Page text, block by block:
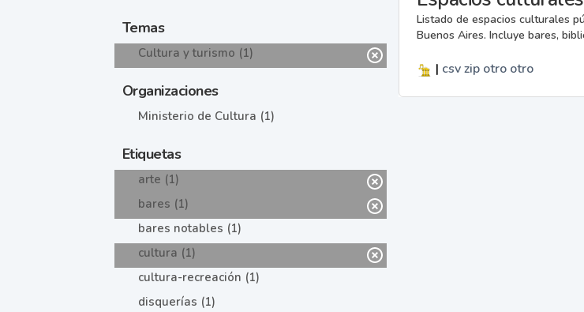
Temas
Cultura y turismo (1)
Organizaciones
Ministerio de Cultura (1)
Etiquetas
arte (1)
bares (1)
bares notables (1)
cultura (1)
cultura-recreación (1)
disquerías (1)
Listado de espacios culturales
Buenos Aires. Incluye bares,
| csvzip otro otro